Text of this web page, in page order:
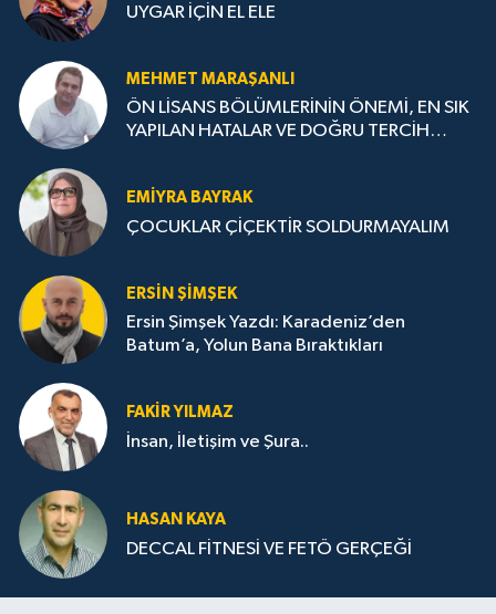
UYGAR İÇİN EL ELE
MEHMET MARAŞANLI
ÖN LİSANS BÖLÜMLERİNİN ÖNEMİ, EN SIK
YAPILAN HATALAR VE DOĞRU TERCİH
EMIYRA BAYRAK
ÇOCUKLAR ÇİÇEKTİR SOLDURMAYALIM
ERSIN ŞIMŞEK
Ersin Şimşek Yazdı: Karadeniz’den
Batum’a, Yolun Bana Bıraktıkları
FAKIR YILMAZ
İnsan, İletişim ve Şura..
HASAN KAYA
DECCAL FİTNESİ VE FETÖ GERÇEĞİ